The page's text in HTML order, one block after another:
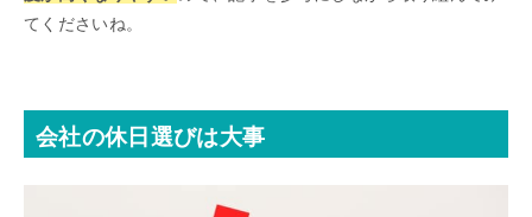
てくださいね。
会社の休日選びは大事